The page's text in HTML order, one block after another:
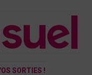
SORTIES !